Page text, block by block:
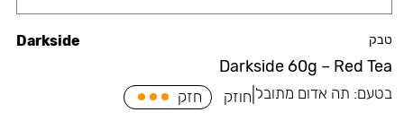
טבק
Darkside 60g – Red Tea
Darkside
בטעם: תה אדום מתובל חוזק חזק